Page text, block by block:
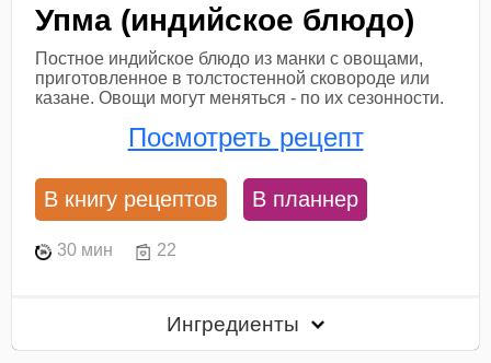
Упма (индийское блюдо)
Постное индийское блюдо из манки с овощами,
приготовленное в толстостенной сковороде или
казане. Овощи могут меняться - по их сезонности.
Посмотреть рецепт
В книгу рецептов В планнер
30 мин 22
Ингредиенты